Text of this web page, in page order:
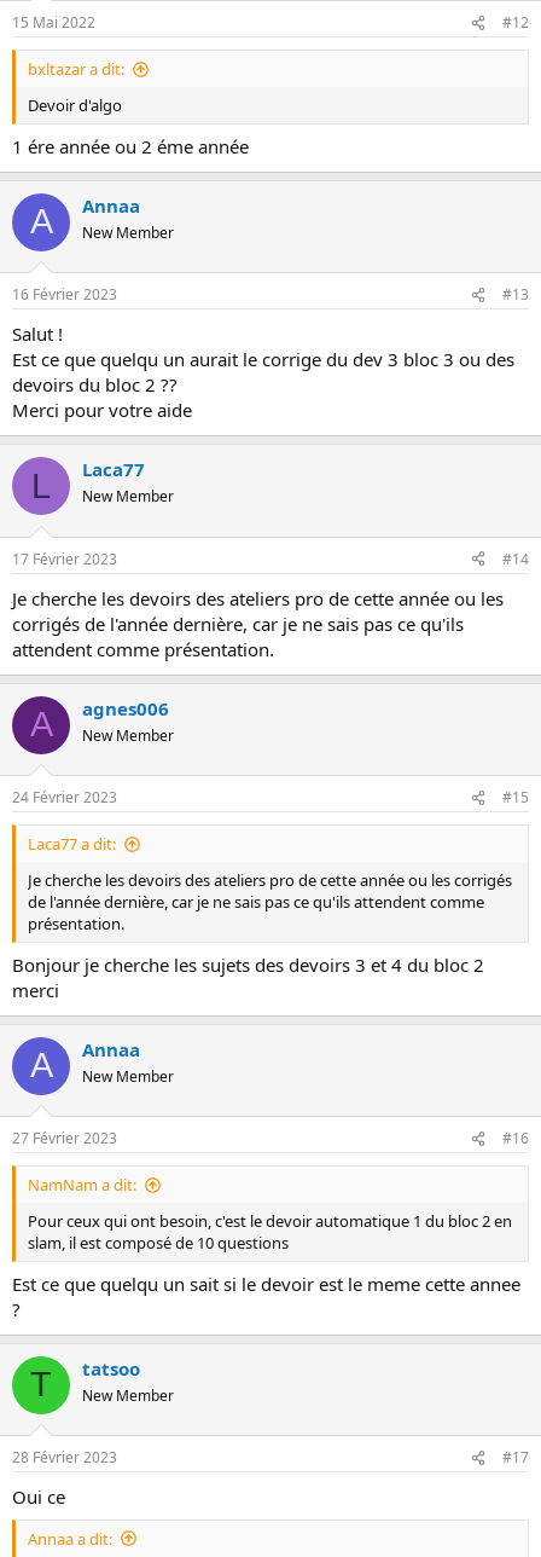
15 Mai 2022 #12
bxltazar a dit:
Devoir d'algo
1 ére année ou 2 éme année
A Annaa
New Member
16 Février 2023 #13
Salut !
Est ce que quelqu un aurait le corrige du dev 3 bloc 3 ou des
devoirs du bloc 2 ??
Merci pour votre aide
L Laca77
New Member
17 Février 2023 #14
Je cherche les devoirs des ateliers pro de cette année ou les
corrigés de l'année dernière, car je ne sais pas ce qu'ils
attendent comme présentation.
A agnes006
New Member
24 Février 2023 #15
Laca77 a dit:
Je cherche les devoirs des ateliers pro de cette année ou les corrigés
de l'année dernière, car je ne sais pas ce qu'ils attendent comme
présentation.
Bonjour je cherche les sujets des devoirs 3 et 4 du bloc 2
merci
A Annaa
New Member
27 Février 2023 #16
NamNam a dit:
Pour ceux qui ont besoin, c'est le devoir automatique 1 du bloc 2 en
slam, il est composé de 10 questions
Est ce que quelqu un sait si le devoir est le meme cette annee
?
T tatsoo
New Member
28 Février 2023 #17
Oui ce
Annaa a dit: